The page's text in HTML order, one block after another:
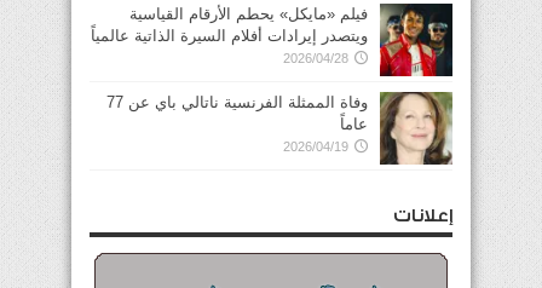
فيلم «مايكل» يحطم الأرقام القياسية
ويتصدر إيرادات أفلام السيرة الذاتية عالمياً
2026/04/28
وفاة الممثلة الفرنسية ناتالي باي عن 77
عاماً
2026/04/19
إعلانات